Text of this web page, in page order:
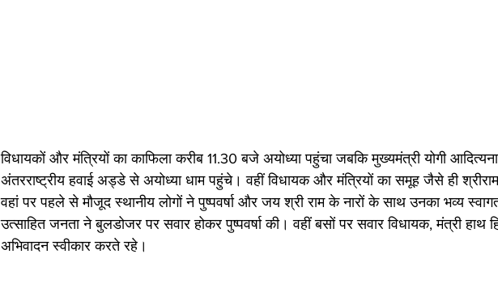
विधायकों और मंत्रियों का काफिला करीब 11.30 बजे अयोध्या पहुंचा जबकि मुख्यमंत्री योगी
अंतरराष्ट्रीय हवाई अड्डे से अयोध्या धाम पहुंचे। वहीं विधायक और मंत्रियों का समूह जैसे ही
वहां पर पहले से मौजूद स्थानीय लोगों ने पुष्पवर्षा और जय श्री राम के नारों के साथ उनका भव्य
उत्साहित जनता ने बुलडोजर पर सवार होकर पुष्पवर्षा की। वहीं बसों पर सवार विधायक, मंत्री हाथ
अभिवादन स्वीकार करते रहे।